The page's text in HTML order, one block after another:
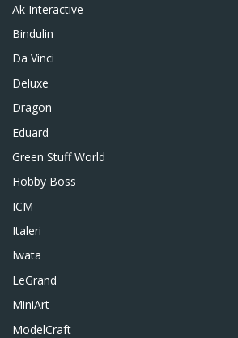
Ak Interactive
Bindulin
Da Vinci
Deluxe
Dragon
Eduard
Green Stuff World
Hobby Boss
ICM
Italeri
Iwata
LeGrand
MiniArt
ModelCraft